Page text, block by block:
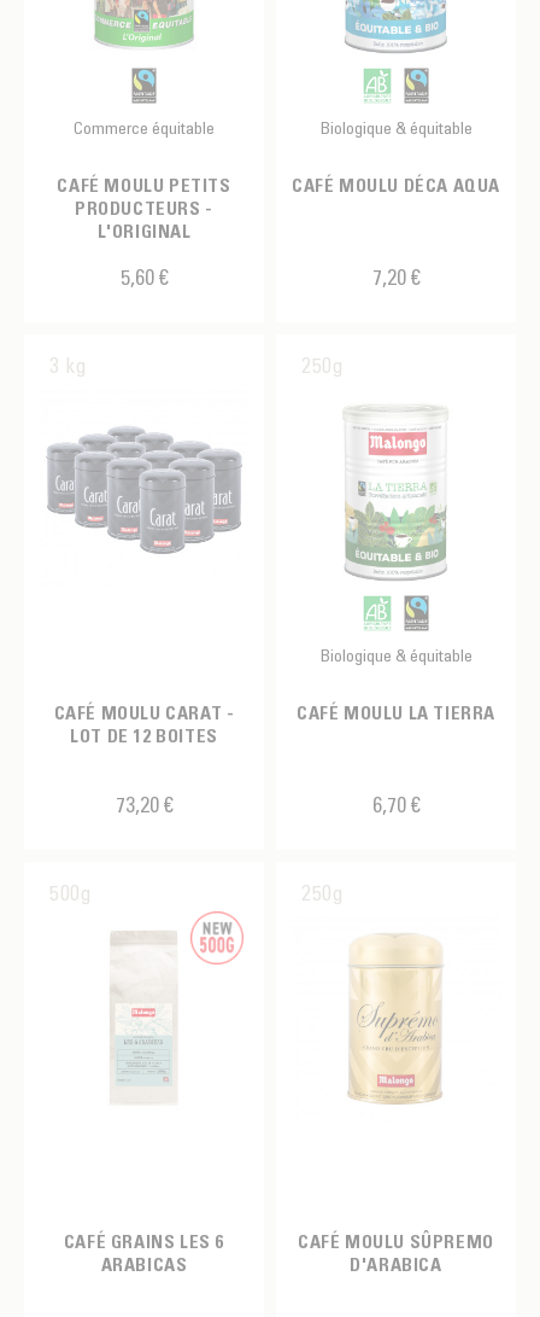
Commerce équitable
CAFÉ MOULU PETITS
PRODUCTEURS -
L'ORIGINAL
5,60 €
Biologique & équitable
CAFÉ MOULU DÉCA AQUA
7,20 €
3 kg
CAFÉ MOULU CARAT -
LOT DE 12 BOITES
73,20 €
250g
Biologique & équitable
CAFÉ MOULU LA TIERRA
6,70 €
500g
CAFÉ GRAINS LES 6
ARABICAS
250g
CAFÉ MOULU SÛPREMO
D'ARABICA